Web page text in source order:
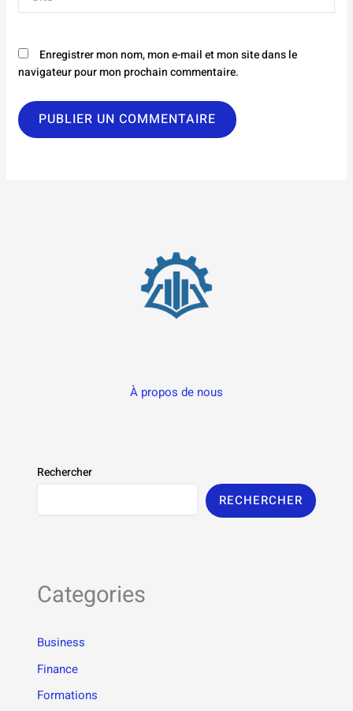
Enregistrer mon nom, mon e-mail et mon site dans le
navigateur pour mon prochain commentaire.
À propos de nous
Rechercher
RECHERCHER
Categories
Business
Finance
Formations